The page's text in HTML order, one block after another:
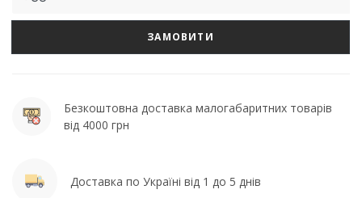
ЗАМОВИТИ
Безкоштовна доставка малогабаритних товарів
від 4000 грн
Доставка по Україні від 1 до 5 днів